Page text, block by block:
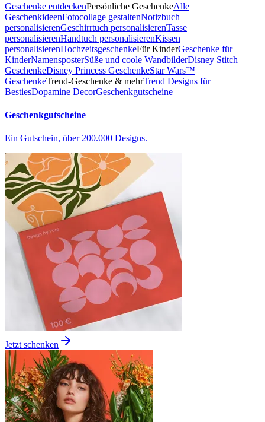
Geschenke entdeckenPersönliche GeschenkeAlle
GeschenkideenFotocollage gestaltenNotizbuch
personalisierenGeschirrtuch personalisierenTasse
personalisierenHandtuch personalisierenKissen
personalisierenHochzeitsgeschenkeFür KinderGeschenke für
KinderNamensposterSüße und coole WandbilderDisney Stitch
GeschenkeDisney Princess GeschenkeStar Wars™
GeschenkeTrend-Geschenke & mehrTrend Designs für
BestiesDopamine DecorGeschenkgutscheine
Geschenkgutscheine
Ein Gutschein, über 200.000 Designs.
Jetzt schenken